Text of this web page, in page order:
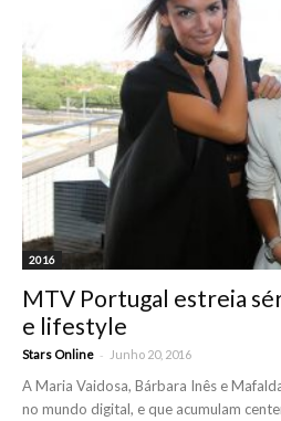
2016
MTV Portugal estreia
e lifestyle
Stars Online - Junho 20, 2016
A Maria Vaidosa, Bárbara Inês e
no mundo digital, e que acumulam